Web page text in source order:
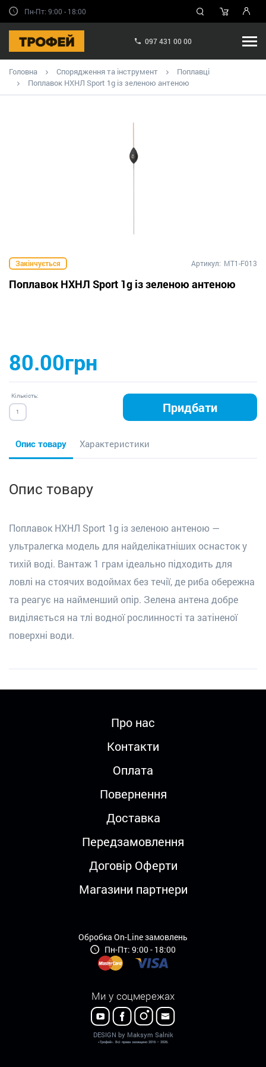
Пн-Пт: 9:00 - 18:00
097 431 00 00
Головна Спорядження та інструмент
Поплавці
Поплавок НХНЛ Sport 1g із зеленою антеною
Закінчується Артикул: MT1-F013
Поплавок НХНЛ Sport 1g із зеленою антеною
80.00грн
Кількість:
Придбати
Опис товару Характеристики
Опис товару
Поплавок НХНЛ Sport 1g із зеленою антеною —
ультралегка модель для найделікатніших оснасток у
тихій воді. Вантаж 1 грам ідеально підходить для
ловлі на стоячих водоймах без течії, де риба обережна
та реагує на найменший опір. Зелена антена добре
виділяється на тлі водної рослинності та затіненої
поверхні води.
Про нас
Контакти
Оплата
Повернення
Доставка
Передзамовлення
Договір Оферти
Магазини партнери
Обробка On-Line замовлень
Пн-Пт: 9:00 - 18:00
Ми у соцмережах
DESIGN by Maksym Salnik
«Трофей». Всі права захищено 2016 – 2026.